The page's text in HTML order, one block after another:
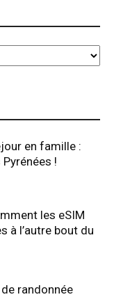
en famille :
!
les eSIM
à l’autre bout du
randonnée